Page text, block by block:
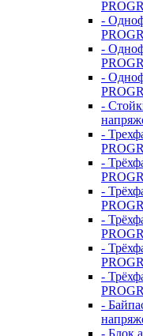
-
-
-
-
-
-
-
-
-
-
-
- Блок